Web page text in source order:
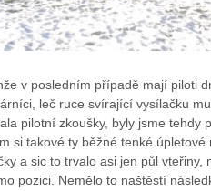
v posledním případě mají piloti
leč ruce svírající vysílačku
pilotní zkoušky, byly jsme tehdy
si takové ty běžné tenké
a sic to trvalo asi jen půl
pozici. Nemělo to naštěstí